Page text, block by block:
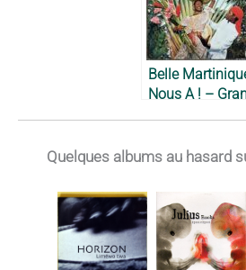
Belle
Nous A ! –
Quelques albums au hasard